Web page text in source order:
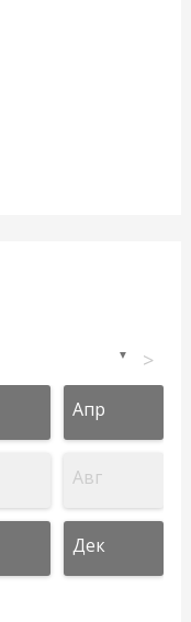
▼ >
Апр
Авг
Дек